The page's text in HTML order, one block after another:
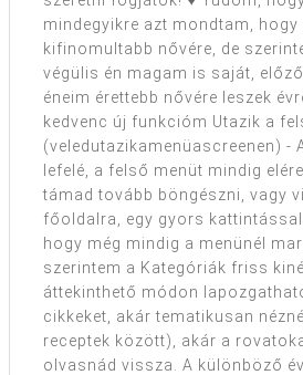
mindegyikre azt mondtam, hogy
kifinomultabb nővére, de
végülis én magam is saját,
éneim érettebb nővére leszek
kedvenc új funkcióm Utazik a
(veledutazikamenüascreenen) -
lefelé, a felső menüt mindig
támad tovább böngészni, vagy
főoldalra, egy gyors kattintással
hogy még mindig a menünél
szerintem a Kategóriák friss
áttekinthető módon
cikkeket, akár tematikusan
receptek között), akár a
olvasnád vissza. A különböző